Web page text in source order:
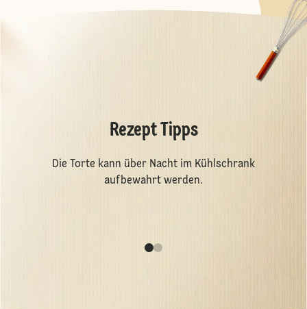
Rezept Tipps
Die Torte kann über Nacht im Kühlschrank
aufbewahrt werden.